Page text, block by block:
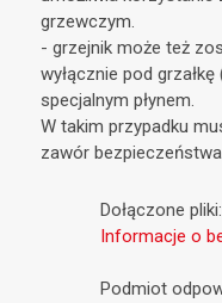
grzewczym.
- grzejnik może też
wyłącznie pod
specjalnym płynem.
W takim przypadku
zawór
Dołączone pliki:
Informacje o
Podmiot